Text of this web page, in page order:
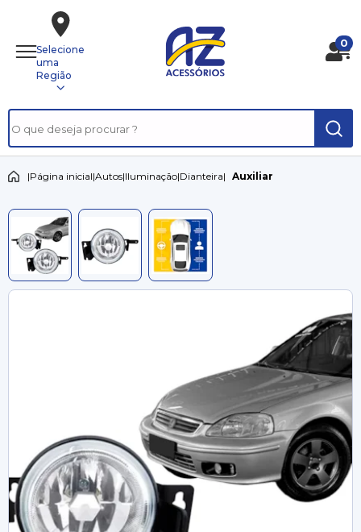
Selecione
uma
Região
0
|Página inicial|Autos|Iluminação|Dianteira| Auxiliar